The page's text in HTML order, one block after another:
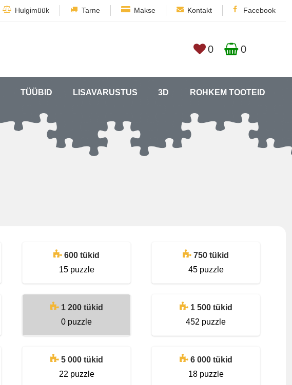
Hulgimüük Tarne Makse Kontakt Facebook
0 0
TÜÜBID LISAVARUSTUS 3D ROHKEM TOOTEID
600 tükid
15 puzzle
750 tükid
45 puzzle
1 200 tükid
0 puzzle
1 500 tükid
452 puzzle
5 000 tükid
22 puzzle
6 000 tükid
18 puzzle